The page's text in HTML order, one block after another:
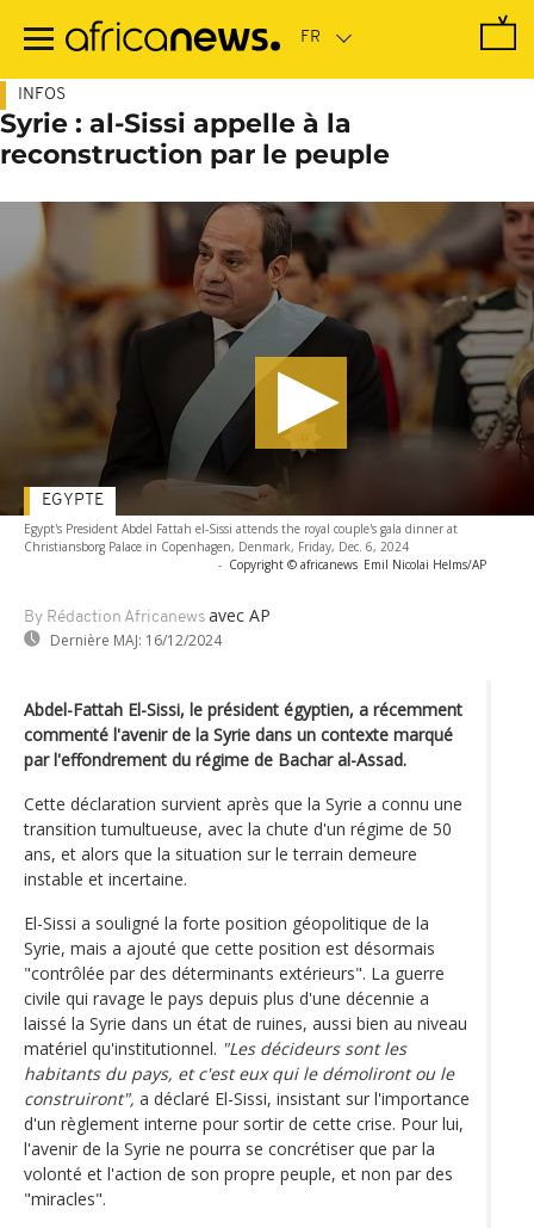
contenu
INFOS
Syrie : al-Sissi appelle à la
reconstruction par le peuple
Egypt's President Abdel Fattah el-Sissi attends the royal couple's gala dinner at
Christiansborg Palace in Copenhagen, Denmark, Friday, Dec. 6, 2024
- Copyright © africanews Emil Nicolai Helms/AP
By Rédaction Africanews avec AP
Dernière MAJ: 16/12/2024
EGYPTE
Abdel-Fattah El-Sissi, le président égyptien, a récemment
commenté l'avenir de la Syrie dans un contexte marqué
par l'effondrement du régime de Bachar al-Assad.
Cette déclaration survient après que la Syrie a connu une
transition tumultueuse, avec la chute d'un régime de 50
ans, et alors que la situation sur le terrain demeure
instable et incertaine.
El-Sissi a souligné la forte position géopolitique de la
Syrie, mais a ajouté que cette position est désormais
"contrôlée par des déterminants extérieurs". La guerre
civile qui ravage le pays depuis plus d'une décennie a
laissé la Syrie dans un état de ruines, aussi bien au niveau
matériel qu'institutionnel. "Les décideurs sont les
habitants du pays, et c'est eux qui le démoliront ou le
construiront", a déclaré El-Sissi, insistant sur l'importance
d'un règlement interne pour sortir de cette crise. Pour lui,
l'avenir de la Syrie ne pourra se concrétiser que par la
volonté et l'action de son propre peuple, et non par des
"miracles".